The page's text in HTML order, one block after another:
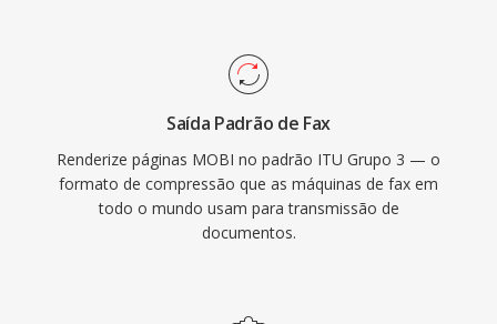
Saída Padrão de Fax
Renderize páginas MOBI no padrão ITU Grupo 3 — o
formato de compressão que as máquinas de fax em
todo o mundo usam para transmissão de
documentos.